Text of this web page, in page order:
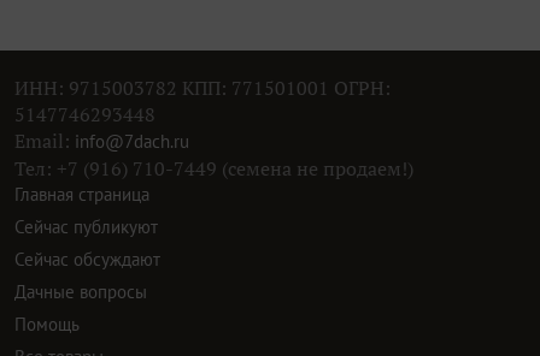
ИНН: 9715003782 КПП: 771501001 ОГРН:
5147746293448
Email: info@7dach.ru
Тел: +7 (916) 710-7449 (семена не продаем!)
Главная страница
Сейчас публикуют
Сейчас обсуждают
Дачные вопросы
Помощь